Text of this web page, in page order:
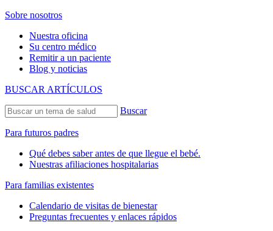
Sobre nosotros
Nuestra oficina
Su centro médico
Remitir a un paciente
Blog y noticias
BUSCAR ARTÍCULOS
Buscar
Para futuros padres
Qué debes saber antes de que llegue el bebé.
Nuestras afiliaciones hospitalarias
Para familias existentes
Calendario de visitas de bienestar
Preguntas frecuentes y enlaces rápidos